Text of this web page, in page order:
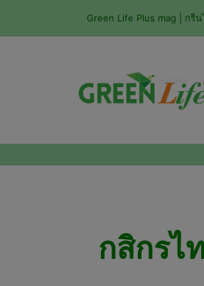
Green Life Plus mag | กรี
กสิกรไ